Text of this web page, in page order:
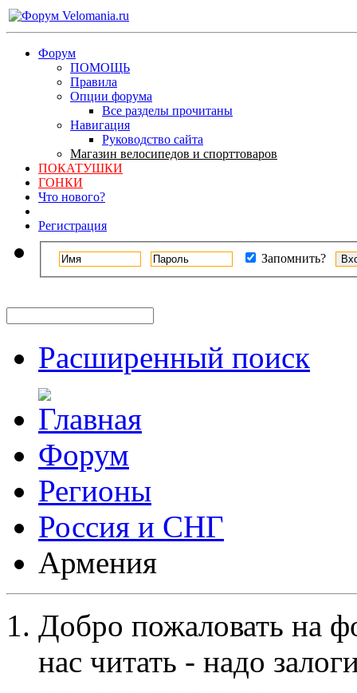
Форум
ПОМОЩЬ
Правила
Опции форума
Все разделы прочитаны
Навигация
Руководство сайта
Магазин велосипедов и спорттоваров
ПОКАТУШКИ
ГОНКИ
Что нового?
Регистрация
Запомнить?
Расширенный поиск
Форум
Регионы
Россия и СНГ
Армения
Добро пожаловать на
нас читать - надо